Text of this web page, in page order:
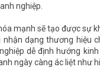
nghiệp.
mạnh sẽ tạo được sự
nhận dạng thương hiệu
dễ định hướng
ngày càng ác liệt như